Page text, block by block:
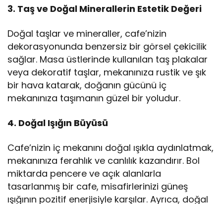
3. Taş ve Doğal Minerallerin Estetik Değeri
Doğal taşlar ve mineraller, cafe’nizin
dekorasyonunda benzersiz bir görsel çekicilik
sağlar. Masa üstlerinde kullanılan taş plakalar
veya dekoratif taşlar, mekanınıza rustik ve şık
bir hava katarak, doğanın gücünü iç
mekanınıza taşımanın güzel bir yoludur.
4. Doğal Işığın Büyüsü
Cafe’nizin iç mekanını doğal ışıkla aydınlatmak,
mekanınıza ferahlık ve canlılık kazandırır. Bol
miktarda pencere ve açık alanlarla
tasarlanmış bir cafe, misafirlerinizi güneş
ışığının pozitif enerjisiyle karşılar. Ayrıca, doğal